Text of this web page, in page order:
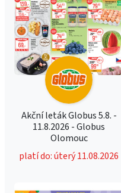
Akční leták Globus 5.8. -
11.8.2026 - Globus
Olomouc
platí do: úterý 11.08.2026